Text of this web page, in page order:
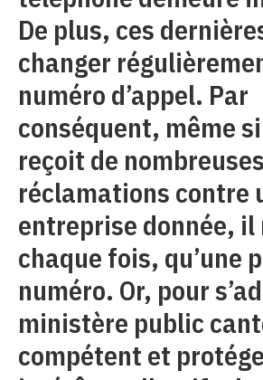
De plus, ces
changer
numéro d’appel. Par
conséquent, même
reçoit de nombreuses
réclamations contre
entreprise donnée, il
chaque fois, qu’une
numéro. Or, pour
ministère public
compétent et